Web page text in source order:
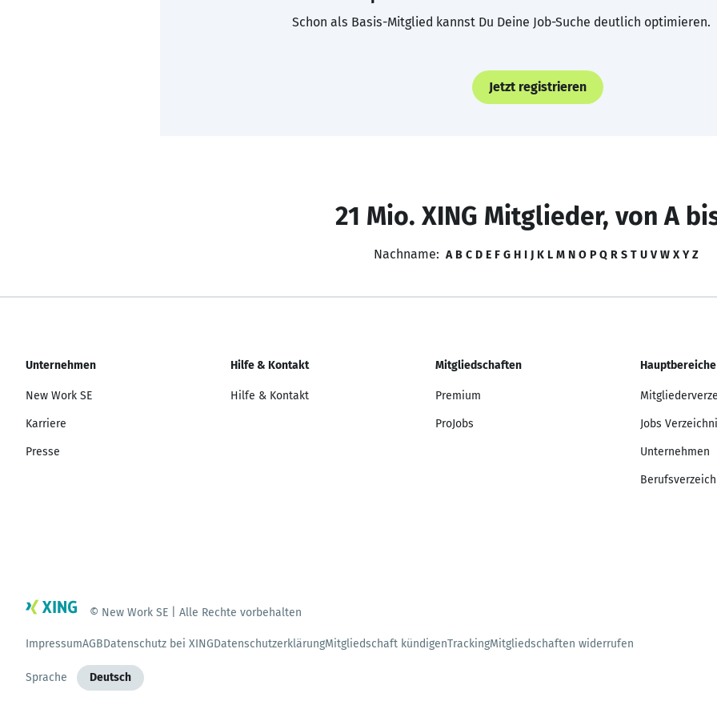
Schon als Basis-Mitglied kannst Du Deine Job-Suche deutlich optimieren.
Jetzt registrieren
21 Mio. XING Mitglieder, von A
Nachname: A B C D E F G H I J K L M N O P Q R S T U V W X Y Z
Unternehmen
New Work SE
Karriere
Presse
Hilfe & Kontakt
Hilfe & Kontakt
Mitgliedschaften
Premium
ProJobs
Hauptbereiche
Jobs
Unternehmen
© New Work SE | Alle Rechte vorbehalten
ImpressumAGBDatenschutz bei XINGDatenschutzerklärungMitgliedschaft kündigenTrackingMitgliedschaften widerrufen
Sprache Deutsch